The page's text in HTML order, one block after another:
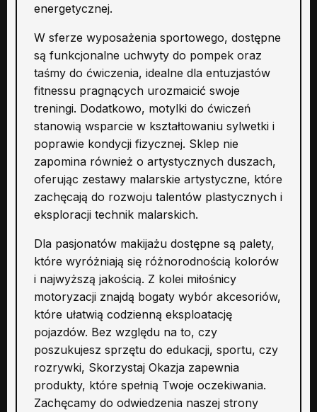
energetycznej.
W sferze wyposażenia sportowego, dostępne
są funkcjonalne uchwyty do pompek oraz
taśmy do ćwiczenia, idealne dla entuzjastów
fitnessu pragnących urozmaicić swoje
treningi. Dodatkowo, motylki do ćwiczeń
stanowią wsparcie w kształtowaniu sylwetki i
poprawie kondycji fizycznej. Sklep nie
zapomina również o artystycznych duszach,
oferując zestawy malarskie artystyczne, które
zachęcają do rozwoju talentów plastycznych i
eksploracji technik malarskich.
Dla pasjonatów makijażu dostępne są palety,
które wyróżniają się różnorodnością kolorów
i najwyższą jakością. Z kolei miłośnicy
motoryzacji znajdą bogaty wybór akcesoriów,
które ułatwią codzienną eksploatację
pojazdów. Bez względu na to, czy
poszukujesz sprzętu do edukacji, sportu, czy
rozrywki, Skorzystaj Okazja zapewnia
produkty, które spełnią Twoje oczekiwania.
Zachęcamy do odwiedzenia naszej strony